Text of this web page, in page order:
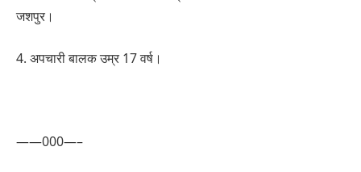
जशपुर।
4. अपचारी बालक उम्र 17 वर्ष।
——000—–